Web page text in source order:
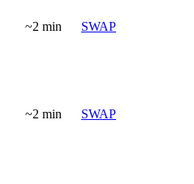
~2 min SWAP
~2 min SWAP